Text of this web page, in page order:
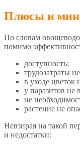
Плюсы и
По словам
помимо
доступность;
трудозатраты
в уходе цветок
у паразитов не
не
растение не
Невзирая на такой
и недостатки: